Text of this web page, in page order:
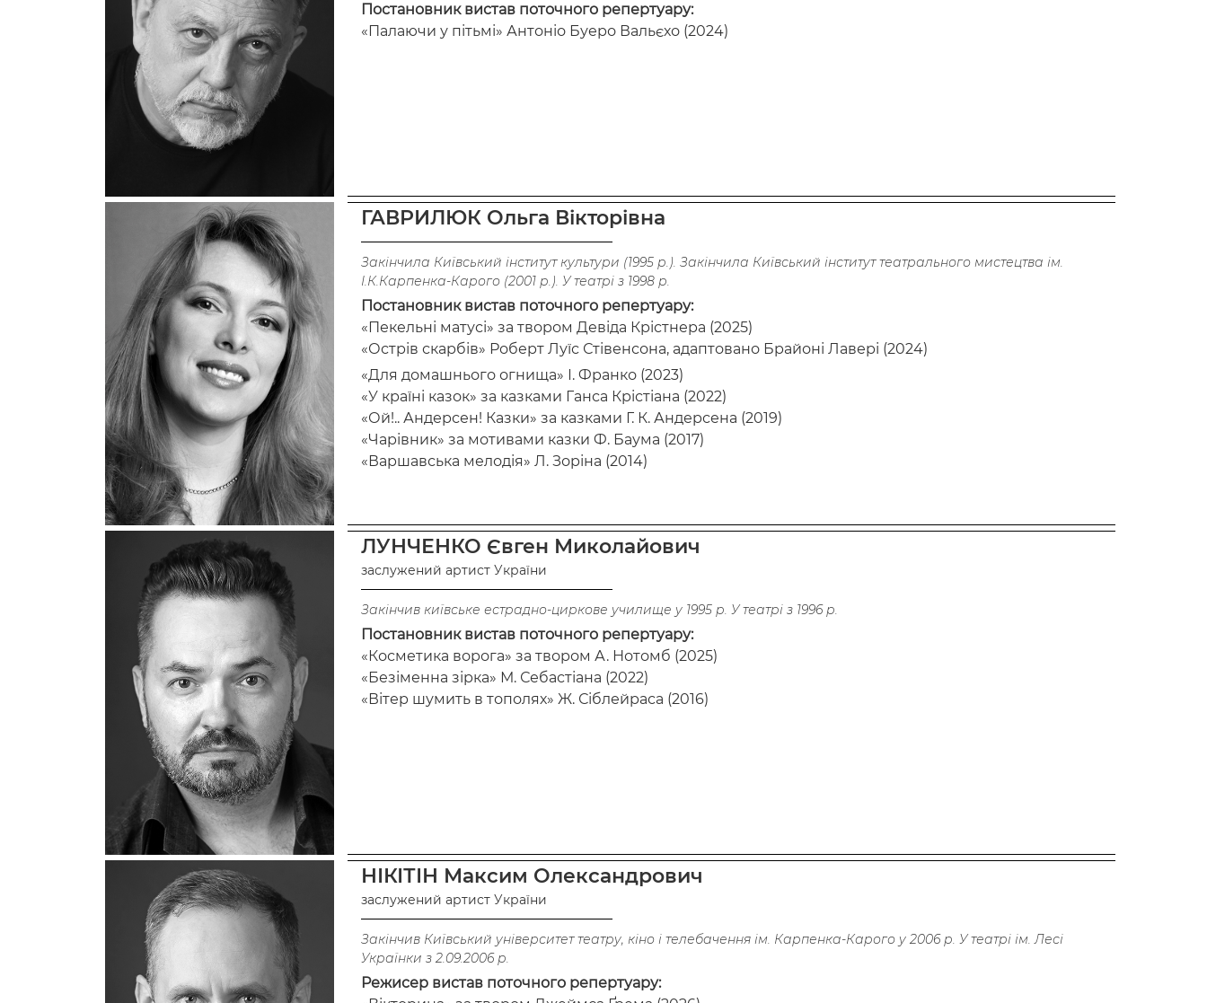
Постановник вистав поточного репертуару:
«Палаючи у пітьмі» Антоніо Буеро Вальєхо (2024)
ГАВРИЛЮК Ольга Вікторівна
Закінчила Київський інститут культури (1995 р.). Закінчила Київський інститут театрального мистецтва ім.
І.К.Карпенка-Карого (2001 р.). У театрі з 1998 р.
Постановник вистав поточного репертуару:
«Пекельні матусі» за твором Девіда Крістнера (2025)
«Острів скарбів» Роберт Луїс Стівенсона, адаптовано Брайоні Лавері (2024)
«Для домашнього огнища» І. Франко (2023)
«У країні казок» за казками Ганса Крістіана (2022)
«Ой!.. Андерсен! Казки» за казками Г. К. Андерсена (2019)
«Чарівник» за мотивами казки Ф. Баума (2017)
«Варшавська мелодія» Л. Зоріна (2014)
ЛУНЧЕНКО Євген Миколайович
заслужений артист України
Закінчив київське естрадно-циркове училище у 1995 р. У театрі з 1996 р.
Постановник вистав поточного репертуару:
«Косметика ворога» за твором А. Нотомб (2025)
«Безіменна зірка» М. Себастіана (2022)
«Вітер шумить в тополях» Ж. Сіблейраса (2016)
НІКІТІН Максим Олександрович
заслужений артист України
Закінчив Київський університет театру, кіно і телебачення ім. Карпенка-Карого у 2006 р. У театрі ім. Лесі
Українки з 2.09.2006 р.
Режисер вистав поточного репертуару: